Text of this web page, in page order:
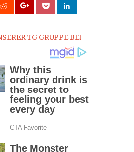
TG GRUPPE BEI